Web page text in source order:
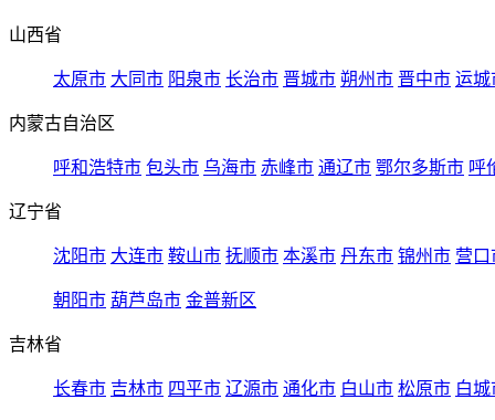
山西省
太原市 大同市 阳泉市 长治市 晋城市 朔州市 晋中市 运城
内蒙古自治区
呼和浩特市 包头市 乌海市 赤峰市 通辽市 鄂尔多斯市 呼
辽宁省
沈阳市 大连市 鞍山市 抚顺市 本溪市 丹东市 锦州市 营口
朝阳市 葫芦岛市 金普新区
吉林省
长春市 吉林市 四平市 辽源市 通化市 白山市 松原市 白城